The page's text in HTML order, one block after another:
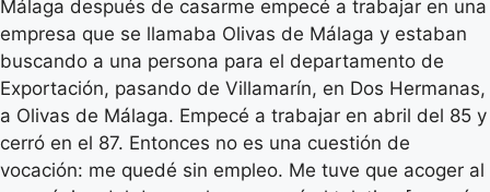
Málaga después de casarme empecé a trabajar en una
empresa que se llamaba Olivas de Málaga y estaban
buscando a una persona para el departamento de
Exportación, pasando de Villamarín, en Dos Hermanas,
a Olivas de Málaga. Empecé a trabajar en abril del 85 y
cerró en el 87. Entonces no es una cuestión de
vocación: me quedé sin empleo. Me tuve que acoger al